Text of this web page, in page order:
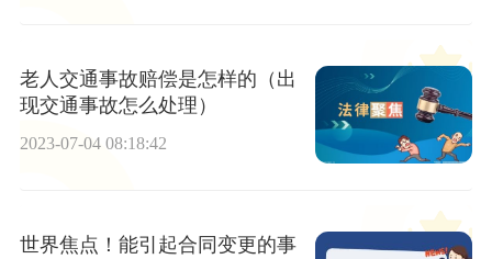
老人交通事故赔偿是怎样的（出
现交通事故怎么处理）
2023-07-04 08:18:42
世界焦点！能引起合同变更的事